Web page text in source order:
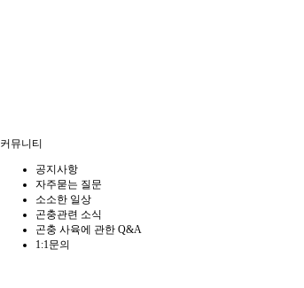
커뮤니티
공지사항
자주묻는 질문
소소한 일상
곤충관련 소식
곤충 사육에 관한 Q&A
1:1문의